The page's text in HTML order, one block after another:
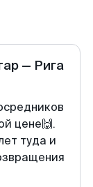
— Рига
цене🙌.
туда и